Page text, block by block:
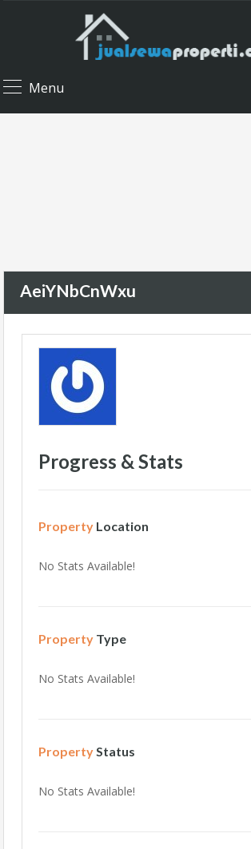
Menu
AeiYNbCnWxu
Progress & Stats
Property Location
No Stats Available!
Property Type
No Stats Available!
Property Status
No Stats Available!